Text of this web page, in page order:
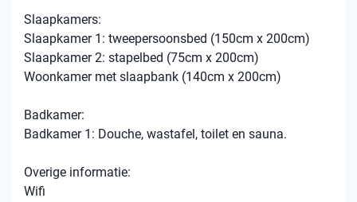
Slaapkamers:
Slaapkamer 1: tweepersoonsbed (150cm x 200cm)
Slaapkamer 2: stapelbed (75cm x 200cm)
Woonkamer met slaapbank (140cm x 200cm)
Badkamer:
Badkamer 1: Douche, wastafel, toilet en sauna.
Overige informatie:
Wifi